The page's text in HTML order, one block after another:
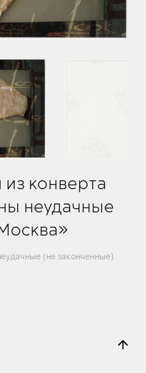
конверта
неудачные
(не законченные)